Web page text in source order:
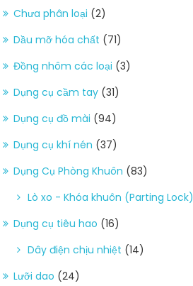
Chưa phân loại (2)
Dầu mỡ hóa chất (71)
Đồng nhôm các loại (3)
Dụng cụ cầm tay (31)
Dụng cụ đồ mài (94)
Dụng cụ khí nén (37)
Dụng Cụ Phòng Khuôn (83)
Lò xo - Khóa khuôn (Parting Lock)
Dụng cụ tiêu hao (16)
Dây điện chịu nhiệt (14)
Lưỡi dao (24)